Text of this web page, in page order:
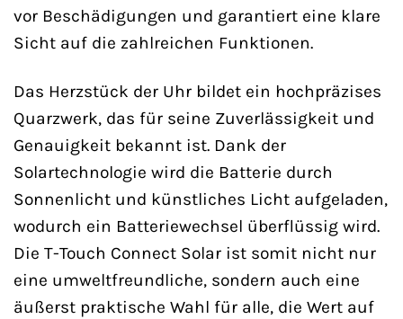
vor Beschädigungen und garantiert eine klare
Sicht auf die zahlreichen Funktionen.
Das Herzstück der Uhr bildet ein hochpräzises
Quarzwerk, das für seine Zuverlässigkeit und
Genauigkeit bekannt ist. Dank der
Solartechnologie wird die Batterie durch
Sonnenlicht und künstliches Licht aufgeladen,
wodurch ein Batteriewechsel überflüssig wird.
Die T-Touch Connect Solar ist somit nicht nur
eine umweltfreundliche, sondern auch eine
äußerst praktische Wahl für alle, die Wert auf